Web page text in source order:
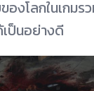
องโลกในเกม
ป็นอย่างดี